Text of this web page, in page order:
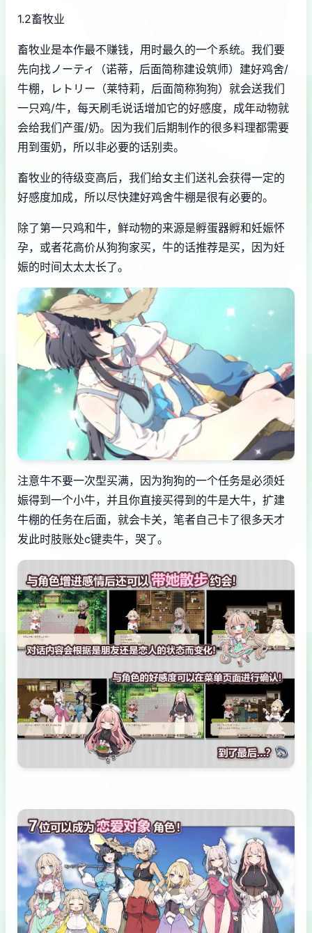
1.2畜牧业
畜牧业是本作最不赚钱，用时最久的一个系统。我们要
先向找ノーティ（诺蒂，后面简称建设筑师）建好鸡舍/
牛棚，レトリー（莱特莉，后面简称狗狗）就会送我们
一只鸡/牛，每天刷毛说话增加它的好感度，成年动物就
会给我们产蛋/奶。因为我们后期制作的很多料理都需要
用到蛋奶，所以非必要的话别卖。
畜牧业的待级变高后，我们给女主们送礼会获得一定的
好感度加成，所以尽快建好鸡舍牛棚是很有必要的。
除了第一只鸡和牛，鲜动物的来源是孵蛋器孵和妊娠怀
孕，或者花高价从狗狗家买，牛的话推荐是买，因为妊
娠的时间太太太长了。
注意牛不要一次型买满，因为狗狗的一个任务是必须妊
娠得到一个小牛，并且你直接买得到的牛是大牛，扩建
牛棚的任务在后面，就会卡关，笔者自己卡了很多天才
发此时肢账处c键卖牛，哭了。